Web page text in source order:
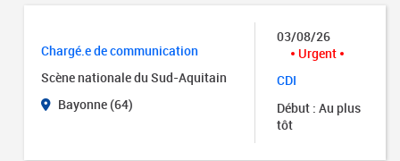
Chargé.e de communication
Scène nationale du Sud-Aquitain
Bayonne (64)
03/08/26
Urgent
CDI
Début : Au plus
tôt